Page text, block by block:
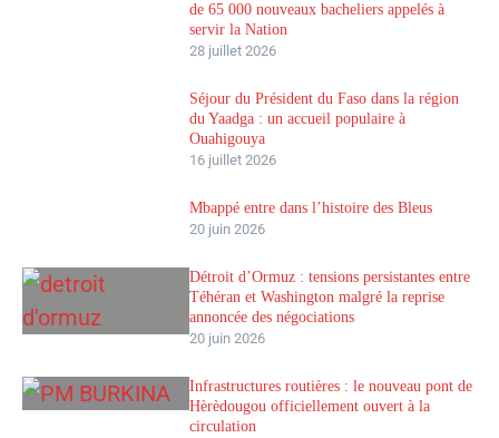
de 65 000 nouveaux bacheliers appelés à
servir la Nation
28 juillet 2026
Séjour du Président du Faso dans la région
du Yaadga : un accueil populaire à
Ouahigouya
16 juillet 2026
Mbappé entre dans l’histoire des Bleus
20 juin 2026
Détroit d’Ormuz : tensions persistantes entre
Téhéran et Washington malgré la reprise
annoncée des négociations
20 juin 2026
Infrastructures routières : le nouveau pont de
Hèrèdougou officiellement ouvert à la
circulation